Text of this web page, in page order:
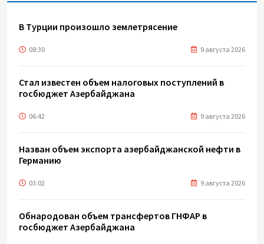
В Турции произошло землетрясение
08:30 9 августа 2026
Стал известен объем налоговых поступлений в
госбюджет Азербайджана
06:42 9 августа 2026
Назван объем экспорта азербайджанской нефти в
Германию
03:02 9 августа 2026
Обнародован объем трансфертов ГНФАР в
госбюджет Азербайджана